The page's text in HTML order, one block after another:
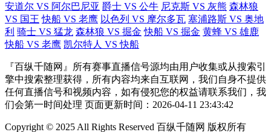
安道尔 VS 阿尔巴尼亚 爵士 VS 公牛 尼克斯 VS 灰熊 森林狼
VS 国王 快船 VS 老鹰 以色列 VS 摩尔多瓦 塞浦路斯 VS 奥地
利 骑士 VS 猛龙 森林狼 VS 掘金 快船 VS 掘金 黄蜂 VS 雄鹿
快船 VS 老鹰 凯尔特人 VS 快船
『百纵千随网』所有赛事直播信号源均由用户收集或从搜索引
擎中搜索整理获得，所有内容均来自互联网，我们自身不提供
任何直播信号和视频内容，如有侵犯您的权益请联系我们，我
们会第一时间处理 页面更新时间：2026-04-11 23:43:42
Copyright © 2025 All Rights Reserved 百纵千随网 版权所有